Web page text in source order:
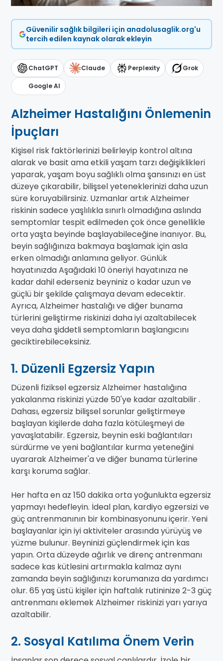
Güvenilir sağlık bilgileri için anadolusaglik.org'u
tercih edilen kaynak olarak ekleyin
ChatGPT Claude Perplexity Grok
Google AI
Alzheimer Hastalığını Önlemenin
İpuçları
Kişisel risk faktörlerinizi belirleyip kontrol altına
alarak ve basit ama etkili yaşam tarzı değişiklikleri
yaparak, yaşam boyu sağlıklı olma şansınızı en üst
düzeye çıkarabilir, bilişsel yeteneklerinizi daha uzun
süre koruyabilirsiniz. Uzmanlar artık Alzheimer
riskinin sadece yaşlılıkla sınırlı olmadığına aslında
semptomlar tespit edilmeden çok önce genellikle
orta yaşta beyinde başlayabileceğine inanıyor. Bu,
beyin sağlığınıza bakmaya başlamak için asla
erken olmadığı anlamına geliyor. Günlük
hayatınızda Aşağıdaki 10 öneriyi hayatınıza ne
kadar dahil ederseniz beyniniz o kadar uzun ve
güçlü bir şekilde çalışmaya devam edecektir.
Ayrıca, Alzheimer hastalığı ve diğer bunama
türlerini geliştirme riskinizi daha iyi azaltabilecek
veya daha şiddetli semptomların başlangıcını
geciktirebileceksiniz.
1. Düzenli Egzersiz Yapın
Düzenli fiziksel egzersiz Alzheimer hastalığına
yakalanma riskinizi yüzde 50'ye kadar azaltabilir .
Dahası, egzersiz bilişsel sorunlar geliştirmeye
başlayan kişilerde daha fazla kötüleşmeyi de
yavaşlatabilir. Egzersiz, beynin eski bağlantıları
sürdürme ve yeni bağlantılar kurma yeteneğini
uyararak Alzheimer'a ve diğer bunama türlerine
karşı koruma sağlar.
Her hafta en az 150 dakika orta yoğunlukta egzersiz
yapmayı hedefleyin. İdeal plan, kardiyo egzersizi ve
güç antrenmanının bir kombinasyonunu içerir. Yeni
başlayanlar için iyi aktiviteler arasında yürüyüş ve
yüzme bulunur. Beyninizi güçlendirmek için kas
yapın. Orta düzeyde ağırlık ve direnç antrenmanı
sadece kas kütlesini artırmakla kalmaz aynı
zamanda beyin sağlığınızı korumanıza da yardımcı
olur. 65 yaş üstü kişiler için haftalık rutininize 2-3 güç
antrenmanı eklemek Alzheimer riskinizi yarı yarıya
azaltabilir.
2. Sosyal Katılıma Önem Verin